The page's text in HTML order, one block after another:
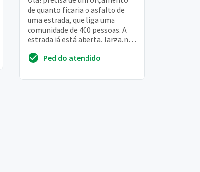
de quanto ficaria o asfalto de
uma estrada, que liga uma
comunidade de 400 pessoas. A
estrada já está aberta, larga,nao
desaterro as s...
Pedido atendido